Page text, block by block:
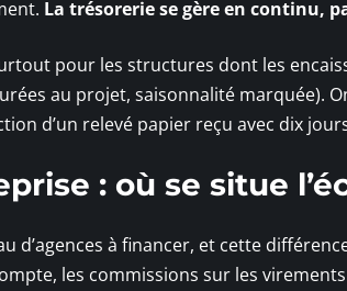
La trésorerie se gère en continu,
pour les structures dont les
au projet, saisonnalité marquée).
d’un relevé papier reçu avec dix
: où se situe
d’agences à financer, et cette
les commissions sur les